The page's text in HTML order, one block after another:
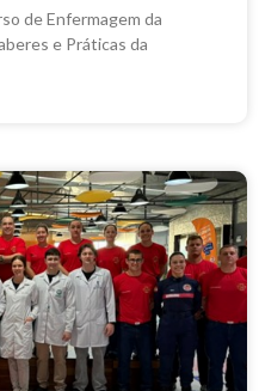
de Enfermagem da
e Práticas da